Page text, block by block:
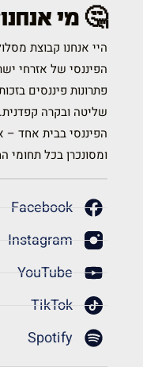
🤔 מי
היי אנחנו קבוצת
הפיננסי של אזרחי
פתרונות פיננסים
שליטה ובקרה
הפיננסי בבית אחד –
ומסונכרן בכל תחומי
Facebook
Instagram
YouTube
TikTok
Spotify